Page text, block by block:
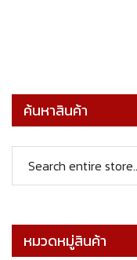
ค้นหาสินค้า
หมวดหมู่สินค้า